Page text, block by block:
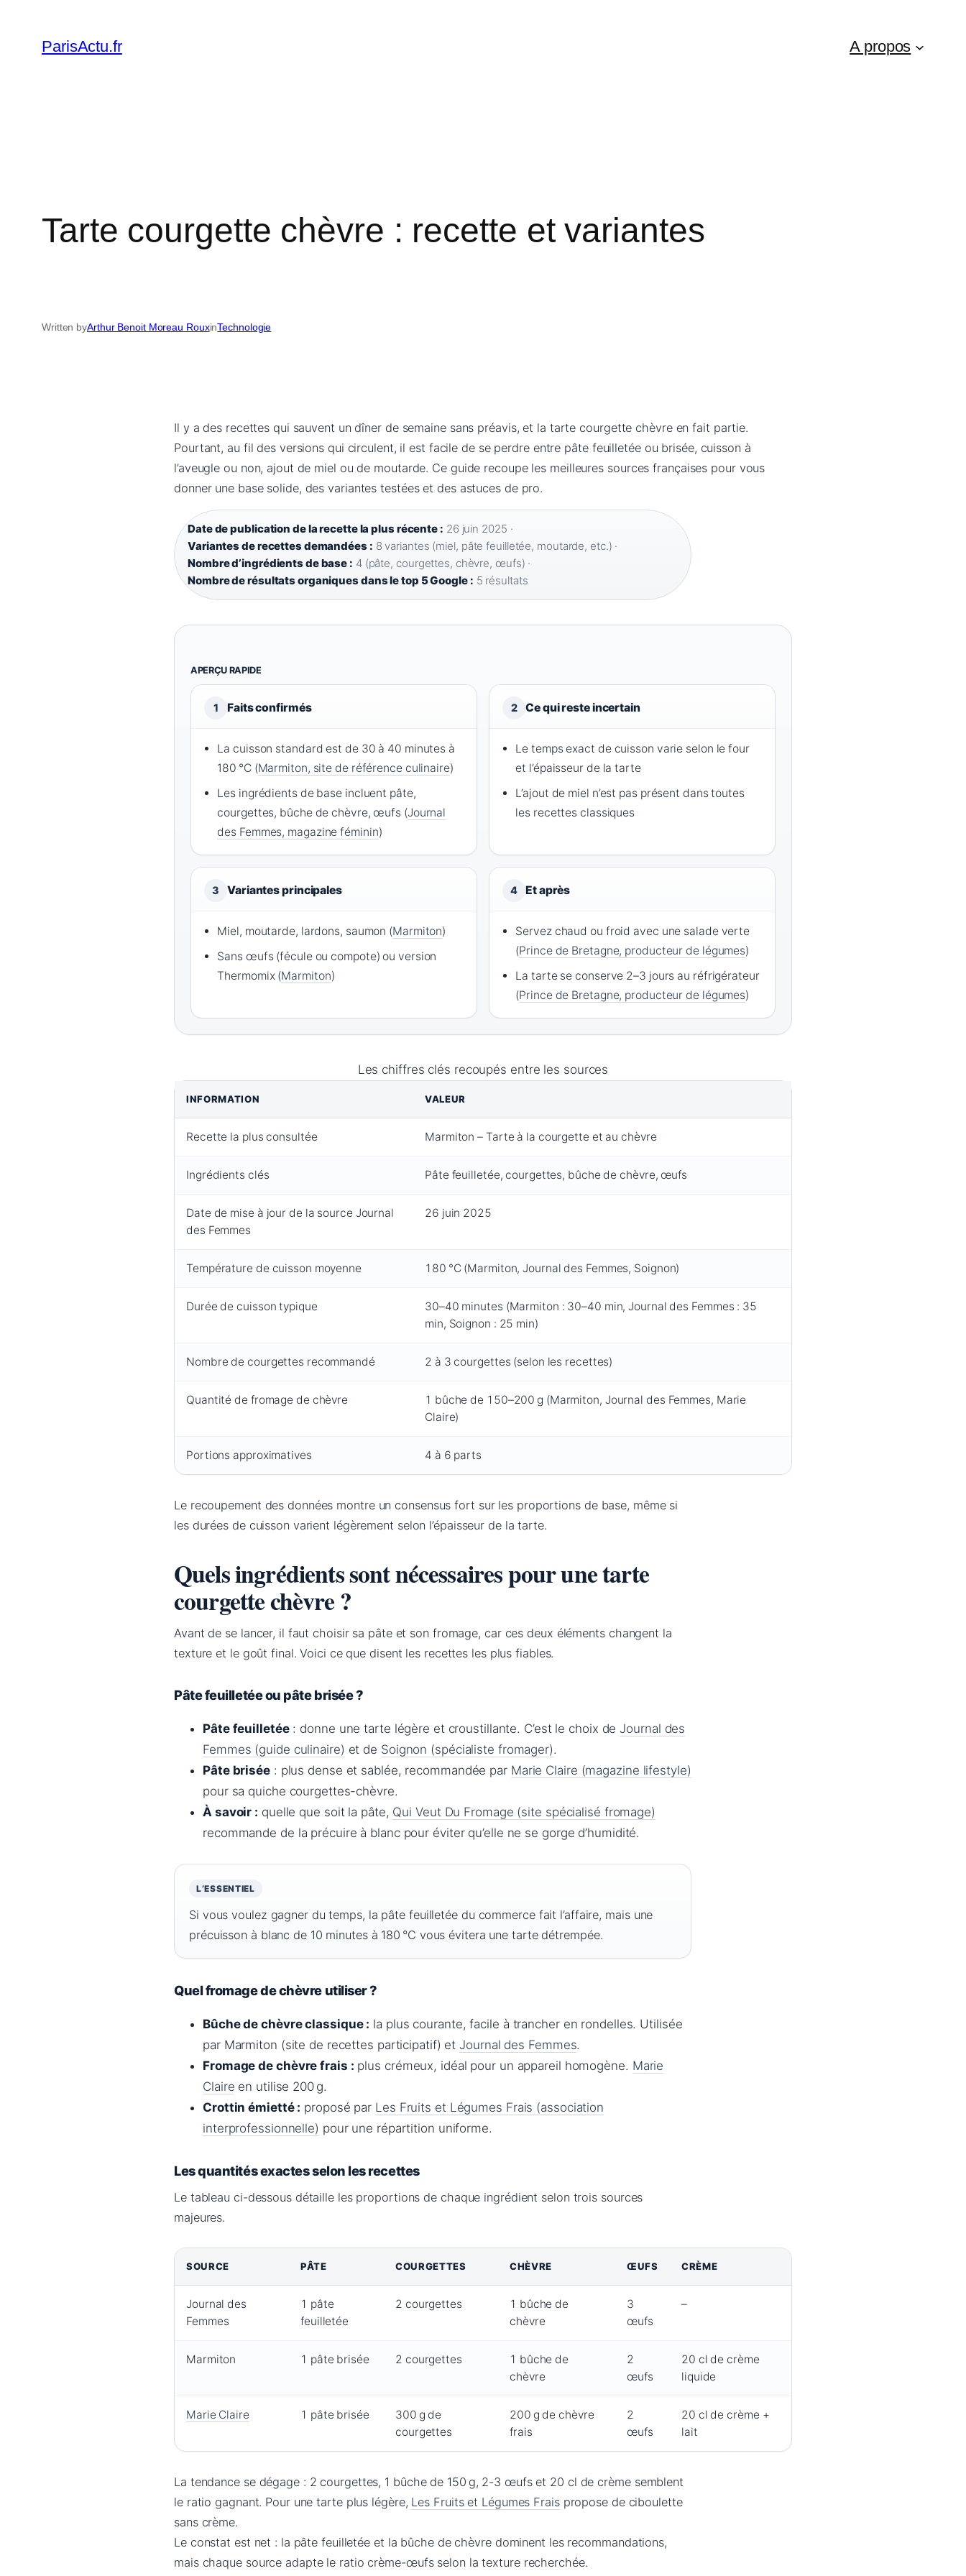
content
ParisActu.fr A propos
Tarte courgette chèvre : recette et variantes
Written byArthur Benoit Moreau RouxinTechnologie
Il y a des recettes qui sauvent un dîner de semaine sans préavis, et la tarte courgette chèvre en fait partie.
Pourtant, au fil des versions qui circulent, il est facile de se perdre entre pâte feuilletée ou brisée, cuisson à
l’aveugle ou non, ajout de miel ou de moutarde. Ce guide recoupe les meilleures sources françaises pour vous
donner une base solide, des variantes testées et des astuces de pro.
Date de publication de la recette la plus récente : 26 juin 2025 ·
Variantes de recettes demandées : 8 variantes (miel, pâte feuilletée, moutarde, etc.) ·
Nombre d’ingrédients de base : 4 (pâte, courgettes, chèvre, œufs) ·
Nombre de résultats organiques dans le top 5 Google : 5 résultats
APERÇU RAPIDE
1 Faits confirmés
La cuisson standard est de 30 à 40 minutes à
180 °C (Marmiton, site de référence culinaire)
Les ingrédients de base incluent pâte,
courgettes, bûche de chèvre, œufs (Journal
des Femmes, magazine féminin)
2 Ce qui reste incertain
Le temps exact de cuisson varie selon le four
et l’épaisseur de la tarte
L’ajout de miel n’est pas présent dans toutes
les recettes classiques
3 Variantes principales
Miel, moutarde, lardons, saumon (Marmiton)
Sans œufs (fécule ou compote) ou version
Thermomix (Marmiton)
4 Et après
Servez chaud ou froid avec une salade verte
(Prince de Bretagne, producteur de légumes)
La tarte se conserve 2–3 jours au réfrigérateur
(Prince de Bretagne, producteur de légumes)
Les chiffres clés recoupés entre les sources
INFORMATION VALEUR
Recette la plus consultée Marmiton – Tarte à la courgette et au chèvre
Ingrédients clés Pâte feuilletée, courgettes, bûche de chèvre, œufs
Date de mise à jour de la source Journal
des Femmes
26 juin 2025
Température de cuisson moyenne 180 °C (Marmiton, Journal des Femmes, Soignon)
Durée de cuisson typique
30–40 minutes (Marmiton : 30–40 min, Journal des Femmes : 35
min, Soignon : 25 min)
Nombre de courgettes recommandé 2 à 3 courgettes (selon les recettes)
Quantité de fromage de chèvre
1 bûche de 150–200 g (Marmiton, Journal des Femmes, Marie
Claire)
Portions approximatives 4 à 6 parts
Le recoupement des données montre un consensus fort sur les proportions de base, même si
les durées de cuisson varient légèrement selon l’épaisseur de la tarte.
Quels ingrédients sont nécessaires pour une tarte
courgette chèvre ?
Avant de se lancer, il faut choisir sa pâte et son fromage, car ces deux éléments changent la
texture et le goût final. Voici ce que disent les recettes les plus fiables.
Pâte feuilletée ou pâte brisée ?
Pâte feuilletée: donne une tarte légère et croustillante. C’est le choix deJournal des
Femmes (guide culinaire) et de Soignon (spécialiste fromager).
Pâte brisée: plus dense et sablée, recommandée par Marie Claire (magazine lifestyle)
pour sa quiche courgettes-chèvre.
À savoir : quelle que soit la pâte, Qui Veut Du Fromage (site spécialisé fromage)
recommande de la précuire à blanc pour éviter qu’elle ne se gorge d’humidité.
L’ESSENTIEL
Si vous voulez gagner du temps, la pâte feuilletée du commerce fait l’affaire, mais une
précuisson à blanc de 10 minutes à 180 °C vous évitera une tarte détrempée.
Quel fromage de chèvre utiliser ?
Bûche de chèvre classique : la plus courante, facile à trancher en rondelles. Utilisée
par Marmiton (site de recettes participatif) etJournal des Femmes.
Fromage de chèvre frais : plus crémeux, idéal pour un appareil homogène. Marie
Claire en utilise 200 g.
Crottin émietté : proposé par Les Fruits et Légumes Frais (association
interprofessionnelle) pour une répartition uniforme.
Les quantités exactes selon les recettes
Le tableau ci-dessous détaille les proportions de chaque ingrédient selon trois sources
majeures.
SOURCE PÂTE COURGETTES CHÈVRE ŒUFS CRÈME
Journal des
Femmes
1 pâte
feuilletée
2 courgettes
1 bûche de
chèvre
3
œufs
–
Marmiton 1 pâte brisée 2 courgettes
1 bûche de
chèvre
2
œufs
20 cl de crème
liquide
Marie Claire 1 pâte brisée
300 g de
courgettes
200 g de chèvre
frais
2
œufs
20 cl de crème +
lait
La tendance se dégage : 2 courgettes, 1 bûche de 150 g, 2-3 œufs et 20 cl de crème semblent
le ratio gagnant. Pour une tarte plus légère, Les Fruits et Légumes Fraispropose de ciboulette
sans crème.
Le constat est net : la pâte feuilletée et la bûche de chèvre dominent les recommandations,
mais chaque source adapte le ratio crème-œufs selon la texture recherchée.